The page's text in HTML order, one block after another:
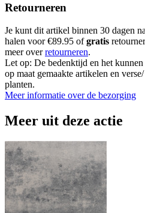
Retourneren
Je kunt dit artikel binnen 30 dagen
halen voor €89.95 ofgratis
meer overretourneren.
Let op: De bedenktijd en het
op maat gemaakte artikelen en
planten.
Meer informatie over de bezorging
Meer uit deze actie